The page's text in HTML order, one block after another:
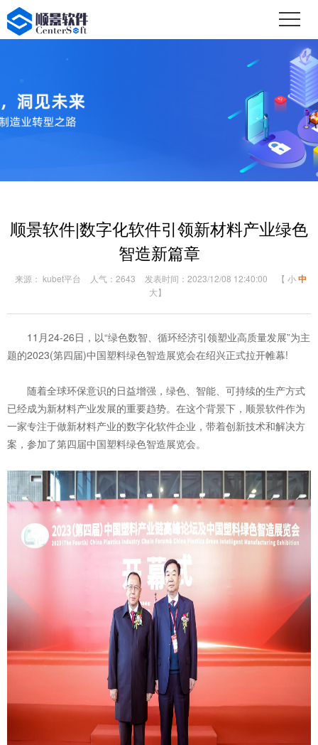
顺景软件|数字化软件引领新材料产业绿色
智造新篇章
来源： kubet平台 人气：2643 发表时间：2023/12/08 12:40:00 【 小中
大】
11月24-26日，以“绿色数智、循环经济引领塑业高质量发展”为主
题的2023(第四届)中国塑料绿色智造展览会在绍兴正式拉开帷幕!
随着全球环保意识的日益增强，绿色、智能、可持续的生产方式
已经成为新材料产业发展的重要趋势。在这个背景下，顺景软件作为
一家专注于做新材料产业的数字化软件企业，带着创新技术和解决方
案，参加了第四届中国塑料绿色智造展览会。